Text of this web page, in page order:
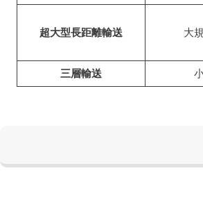
超大型長距離輸送 大
三層輸送